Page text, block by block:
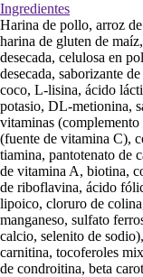
Ingredientes
Harina de pollo, arroz
harina de gluten de
desecada, celulosa en
desecada, saborizante
coco, L-lisina, ácido
potasio, DL-metionina,
vitaminas
(fuente de vitamina C),
tiamina, pantotenato de
de vitamina A, biotina,
de riboflavina, ácido
lipoico, cloruro de
manganeso, sulfato
calcio, selenito de
carnitina, tocoferoles
de condroitina, beta